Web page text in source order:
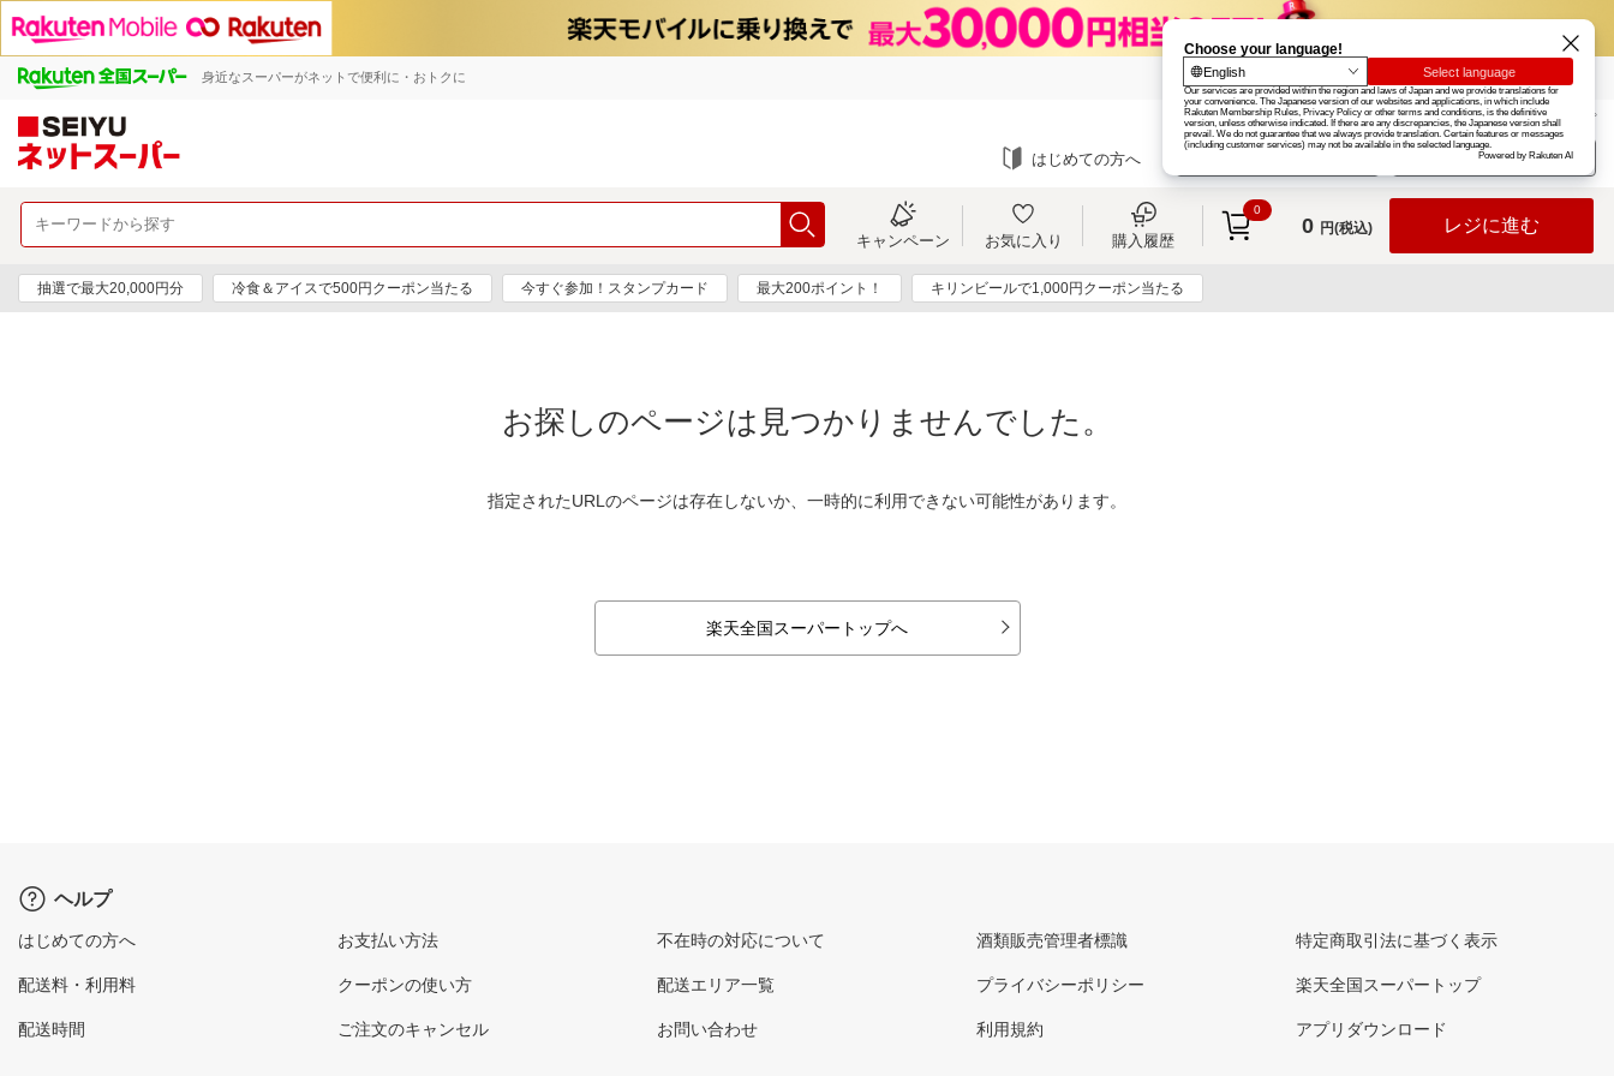
身近なスーパーがネットで便利に・おトクに 楽天グループ カード
お知らせ ヘルプ
はじめての方へ ログイン
キャンペーン お気に入り 購入履歴
0
0 円(税込) レジに進む
抽選で最大20,000円分 冷食＆アイスで500円クーポン当たる 今すぐ参加！スタンプカード 最大200ポイント！ キリンビールで1,000円クーポン当たる
お探しのページは見つかりませんでした。
指定されたURLのページは存在しないか、一時的に利用できない可能性があります。
楽天全国スーパートップへ
ヘルプ
はじめての方へ
配送料・利用料
配送時間
お支払い方法
クーポンの使い方
ご注文のキャンセル
不在時の対応について
配送エリア一覧
お問い合わせ
酒類販売管理者標識
プライバシーポリシー
利用規約
特定商取引法に基づく表示
楽天全国スーパートップ
アプリダウンロード